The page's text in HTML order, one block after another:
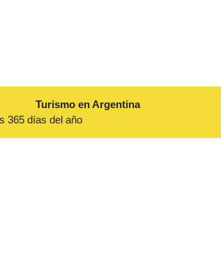
Turismo en Argentina
365 días del año